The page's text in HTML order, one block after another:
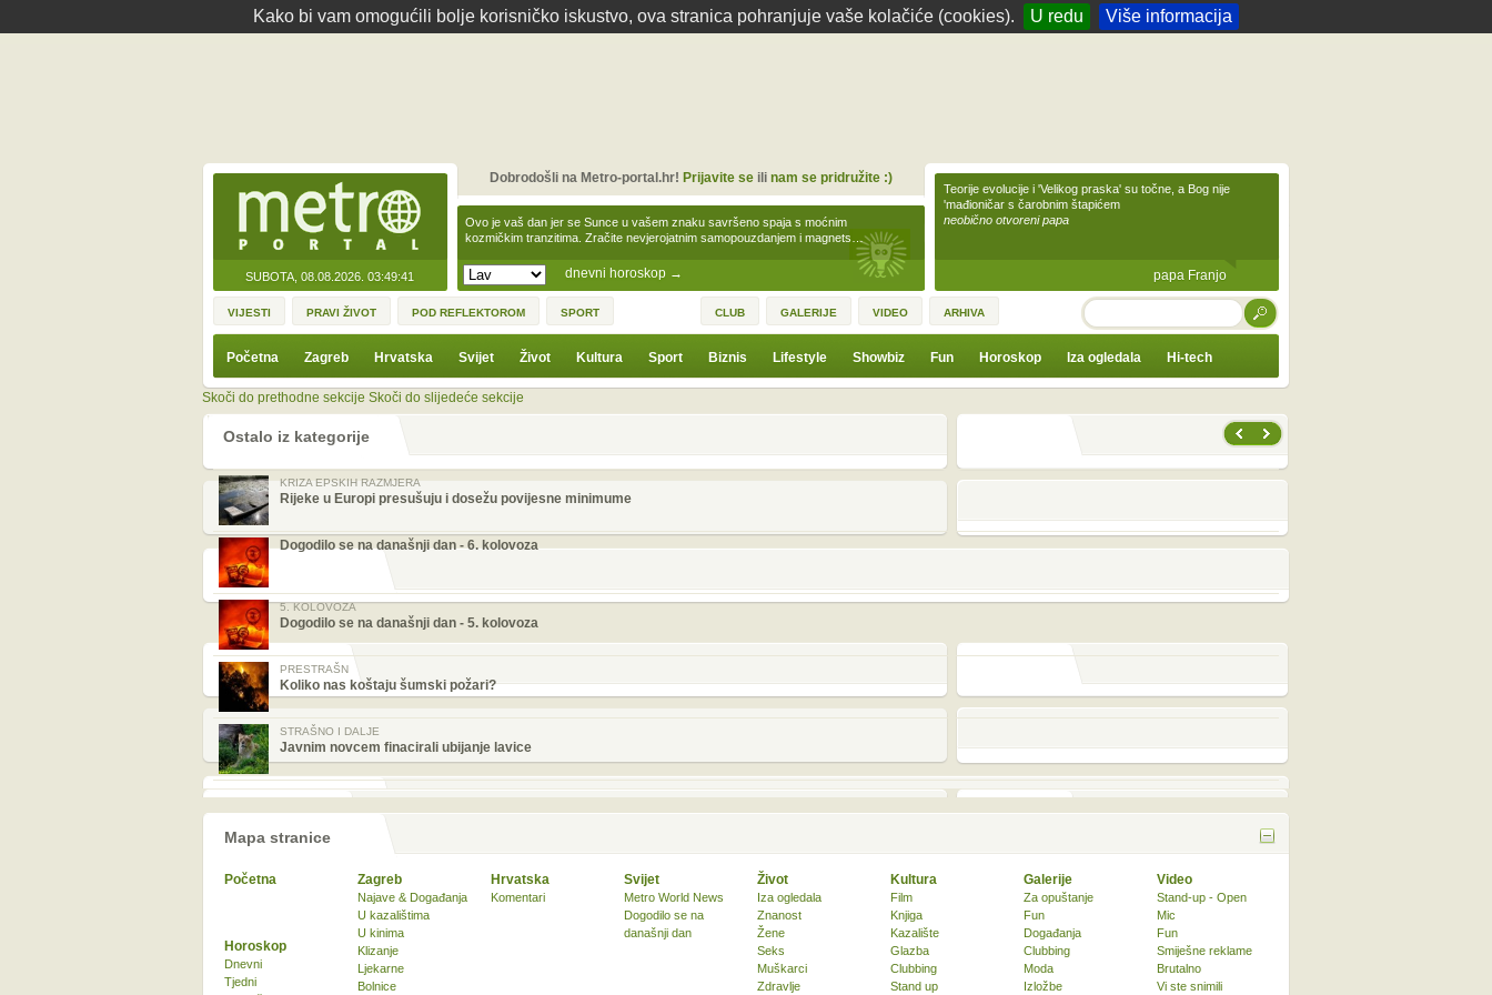
Kako bi vam omogućili bolje korisničko iskustvo, ova stranica pohranjuje vaše kolačiće (cookies). U redu Više informacija
SUBOTA, 08.08.2026. 03:49:41 dnevni horoskop →
Ovo je vaš dan jer se Sunce u vašem znaku savršeno spaja s moćnim
kozmičkim tranzitima. Zračite nevjerojatnim samopouzdanjem i magnets…
Dobrodošli na Metro-portal.hr! Prijavite seili nam se pridružite :)
Teorije evolucije i 'Velikog praska' su točne, a Bog nije
'mađioničar s čarobnim štapićem
neobično otvoreni papa
papa Franjo
VIJESTI PRAVI ŽIVOT POD REFLEKTOROM SPORT CLUB GALERIJE VIDEO ARHIVA TRAŽI
Početna Zagreb Hrvatska Svijet Život Kultura Sport Biznis Lifestyle Showbiz Fun Horoskop Iza ogledala Hi-tech
Skoči do prethodne sekcije Skoči do slijedeće sekcije
Ostalo iz kategorije
KRIZA EPSKIH RAZMJERA
Rijeke u Europi presušuju i dosežu povijesne minimume
Dogodilo se na današnji dan - 6. kolovoza
5. KOLOVOZA
Dogodilo se na današnji dan - 5. kolovoza
PRESTRAŠN
Koliko nas koštaju šumski požari?
STRAŠNO I DALJE
Javnim novcem finacirali ubijanje lavice
Mapa stranice
Početna Zagreb
Najave & Događanja
U kazalištima
U kinima
Klizanje
Ljekarne
Bolnice
Hrvatska
Komentari
Svijet
Metro World News
Dogodilo se na
današnji dan
Život
Iza ogledala
Znanost
Žene
Seks
Muškarci
Zdravlje
Kultura
Film
Knjiga
Kazalište
Glazba
Clubbing
Stand up
Horoskop
Dnevni
Tjedni
Galerije
Za opuštanje
Fun
Događanja
Clubbing
Moda
Izložbe
Video
Stand-up - Open
Mic
Fun
Smiješne reklame
Brutalno
Vi ste snimili